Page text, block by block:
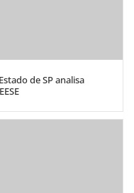
de SP analisa